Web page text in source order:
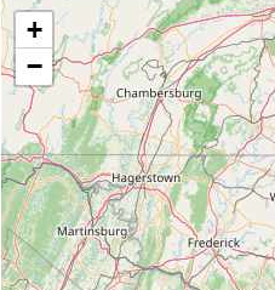
прямого эфира, а некоторые
Популярные онлайн веб-
трансляций. Карта камер
территории штата Мэриленд.
+
−